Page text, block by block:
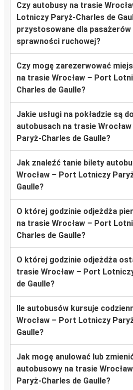
Czy autobusy na trasie
Lotniczy Paryż-Charles de
przystosowane dla
sprawności ruchowej?
Czy mogę zarezerwować
na trasie Wrocław – Port
Charles de Gaulle?
Jakie usługi na pokładzie są
autobusach na trasie
Paryż-Charles de Gaulle?
Jak znaleźć tanie bilety
Wrocław – Port Lotniczy
Gaulle?
O której godzinie odjeżdża
na trasie Wrocław – Port
Charles de Gaulle?
O której godzinie odjeżdża
trasie Wrocław – Port
de Gaulle?
Ile autobusów kursuje
Wrocław – Port Lotniczy
Gaulle?
Jak mogę anulować lub
autobusowy na trasie
Paryż-Charles de Gaulle?